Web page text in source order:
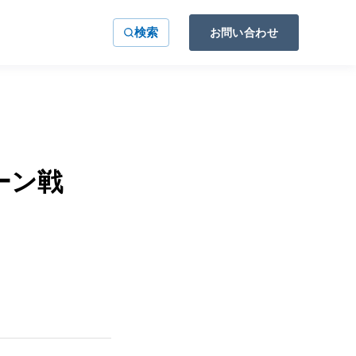
検索 お問い合わせ
ン戦